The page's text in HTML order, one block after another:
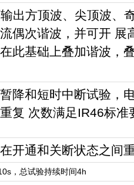
出方顶波、尖顶波、
偶次谐波，并可开 展
此基础上叠加谐波，
降和短时中断试验，
复 次数满足IR46标准
开通和关断状态之间
，总试验持续时间4h